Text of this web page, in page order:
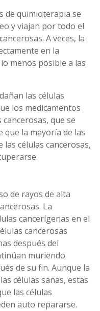
de quimioterapia se
y viajan por todo el
A veces, la
en la
menos posible a las
las células
los medicamentos
que se
que la mayoría de las
las células cancerosas,
de rayos de alta
La
cancerígenas en el
cancerosas
después del
muriendo
de su fin. Aunque la
células sanas, estas
las células
auto repararse.